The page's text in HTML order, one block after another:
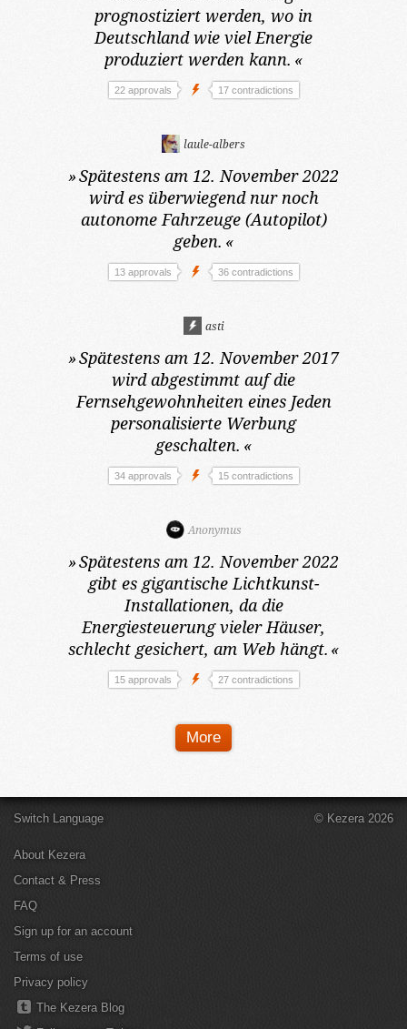
prognostiziert werden, wo in
Deutschland wie viel Energie
produziert werden kann. «
22 approvals 17 contradictions
laule-albers
»Spätestens am 12. November 2022
wird es überwiegend nur noch
autonome Fahrzeuge (Autopilot)
geben. «
13 approvals 36 contradictions
asti
»Spätestens am 12. November 2017
wird abgestimmt auf die
Fernsehgewohnheiten eines Jeden
personalisierte Werbung
geschalten. «
34 approvals 15 contradictions
Anonymus
»Spätestens am 12. November 2022
gibt es gigantische Lichtkunst-
Installationen, da die
Energiesteuerung vieler Häuser,
schlecht gesichert, am Web hängt. «
15 approvals 27 contradictions
More
Switch Language
About Kezera
Contact & Press
FAQ
Sign up for an account
Terms of use
Privacy policy
The Kezera Blog
© Kezera 2026